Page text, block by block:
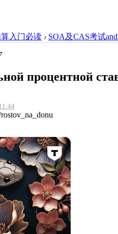
入门必读 › SOA及CAS考试
процентной